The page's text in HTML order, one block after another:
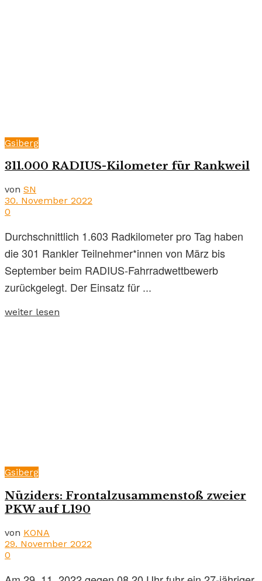
Gsiberg
311.000 RADIUS-Kilometer für Rankweil
von SN
30. November 2022
0
Durchschnittlich 1.603 Radkilometer pro Tag haben
die 301 Rankler Teilnehmer*innen von März bis
September beim RADIUS-Fahrradwettbewerb
zurückgelegt. Der Einsatz für ...
weiter lesen
Gsiberg
Nüziders: Frontalzusammenstoß zweier
PKW auf L190
von KONA
29. November 2022
0